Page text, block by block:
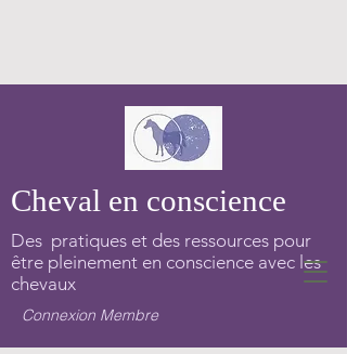
Cheval en conscience
Des pratiques et des ressources pour
être pleinement en conscience avec les
chevaux
Connexion Membre